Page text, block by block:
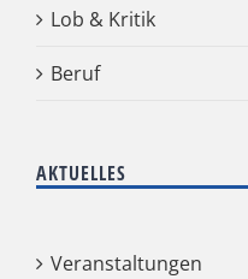
Lob & Kritik
Beruf
AKTUELLES
Veranstaltungen